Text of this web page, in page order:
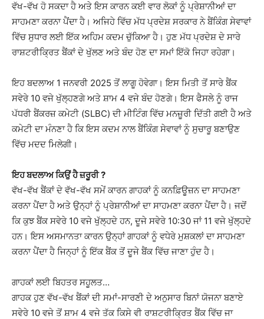
ਵੱਖ-ਵੱਖ ਹੋ ਸਕਦਾ ਹੈ ਅਤੇ ਇਸ ਕਾਰਨ ਕਈ ਵਾਰ ਲੋਕਾਂ ਨੂੰ ਪ੍ਰੇਸ਼ਾਨੀਆਂ ਦਾ
ਸਾਹਮਣਾ ਕਰਨਾ ਪੈਂਦਾ ਹੈ। ਅਜਿਹੇ ਵਿੱਚ ਮੱਧ ਪ੍ਰਦੇਸ਼ ਸਰਕਾਰ ਨੇ ਬੈਂਕਿੰਗ ਸੇਵਾਵਾਂ
ਵਿੱਚ ਸੁਧਾਰ ਲਈ ਇੱਕ ਅਹਿਮ ਕਦਮ ਚੁੱਕਿਆ ਹੈ। ਹੁਣ ਮੱਧ ਪ੍ਰਦੇਸ਼ ਦੇ ਸਾਰੇ
ਰਾਸ਼ਟਰੀਕ੍ਰਿਤ ਬੈਂਕਾਂ ਦੇ ਖੁੱਲਣ ਅਤੇ ਬੰਦ ਹੋਣ ਦਾ ਸਮਾਂ ਇੱਕੋ ਜਿਹਾ ਰਹੇਗਾ।
ਇਹ ਬਦਲਾਅ 1 ਜਨਵਰੀ 2025 ਤੋਂ ਲਾਗੂ ਹੋਵੇਗਾ। ਇਸ ਮਿਤੀ ਤੋਂ ਸਾਰੇ ਬੈਂਕ
ਸਵੇਰੇ 10 ਵਜੇ ਖੁੱਲ੍ਹਣਗੇ ਅਤੇ ਸ਼ਾਮ 4 ਵਜੇ ਬੰਦ ਹੋਣਗੇ। ਇਸ ਫੈਸਲੇ ਨੂੰ ਰਾਜ
ਪੱਧਰੀ ਬੈਂਕਰਜ਼ ਕਮੇਟੀ (SLBC) ਦੀ ਮੀਟਿੰਗ ਵਿੱਚ ਮਨਜ਼ੂਰੀ ਦਿੱਤੀ ਗਈ ਹੈ ਅਤੇ
ਕਮੇਟੀ ਦਾ ਮੰਨਣਾ ਹੈ ਕਿ ਇਸ ਕਦਮ ਨਾਲ ਬੈਂਕਿੰਗ ਸੇਵਾਵਾਂ ਨੂੰ ਸੁਚਾਰੂ ਬਣਾਉਣ
ਵਿੱਚ ਮਦਦ ਮਿਲੇਗੀ।
ਇਹ ਬਦਲਾਅ ਕਿਉਂ ਹੈ ਜ਼ਰੂਰੀ ?
ਵੱਖ-ਵੱਖ ਬੈਂਕਾਂ ਦੇ ਵੱਖ-ਵੱਖ ਸਮੇਂ ਕਾਰਨ ਗਾਹਕਾਂ ਨੂੰ ਕਨਫ਼ਿਊਜ਼ਨ ਦਾ ਸਾਹਮਣਾ
ਕਰਨਾ ਪੈਂਦਾ ਹੈ ਅਤੇ ਉਨ੍ਹਾਂ ਨੂੰ ਪ੍ਰੇਸ਼ਾਨੀਆਂ ਦਾ ਸਾਹਮਣਾ ਕਰਨਾ ਪੈਂਦਾ ਹੈ। ਜਦੋਂ
ਕਿ ਕੁਝ ਬੈਂਕ ਸਵੇਰੇ 10 ਵਜੇ ਖੁੱਲ੍ਹਦੇ ਹਨ, ਦੂਜੇ ਸਵੇਰੇ 10:30 ਜਾਂ 11 ਵਜੇ ਖੁੱਲ੍ਹਦੇ
ਹਨ। ਇਸ ਅਸਮਾਨਤਾ ਕਾਰਨ ਉਨ੍ਹਾਂ ਗਾਹਕਾਂ ਨੂੰ ਵਧੇਰੇ ਮੁਸ਼ਕਲਾਂ ਦਾ ਸਾਹਮਣਾ
ਕਰਨਾ ਪੈਂਦਾ ਹੈ ਜਿਨ੍ਹਾਂ ਨੂੰ ਇੱਕ ਬੈਂਕ ਤੋਂ ਦੂਜੇ ਬੈਂਕ ਵਿੱਚ ਜਾਣਾ ਹੁੰਦ ਹੈ।
ਗਾਹਕਾਂ ਲਈ ਬਿਹਤਰ ਸਹੂਲਤ…
ਗਾਹਕ ਹੁਣ ਵੱਖ-ਵੱਖ ਬੈਂਕਾਂ ਦੀ ਸਮਾਂ-ਸਾਰਣੀ ਦੇ ਅਨੁਸਾਰ ਬਿਨਾਂ ਯੋਜਨਾ ਬਣਾਏ
ਸਵੇਰੇ 10 ਵਜੇ ਤੋਂ ਸ਼ਾਮ 4 ਵਜੇ ਤੱਕ ਕਿਸੇ ਵੀ ਰਾਸ਼ਟਰੀਕ੍ਰਿਤ ਬੈਂਕ ਵਿੱਚ ਜਾ